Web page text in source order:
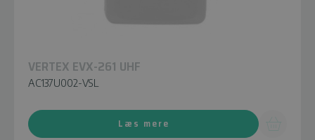
VERTEX EVX-261 UHF
AC137U002-VSL
Læs mere